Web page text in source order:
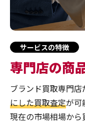
サービスの特徴
専門店の商
ブランド買取専門店
にした買取査定が可
現在の市場相場から